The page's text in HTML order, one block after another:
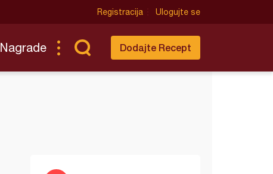
Registracija Ulogujte se
Nagrade Dodajte Recept